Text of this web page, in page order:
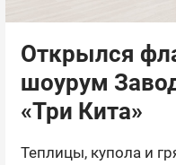
Открылся
шоурум
«Три Кита»
Теплицы, купола и